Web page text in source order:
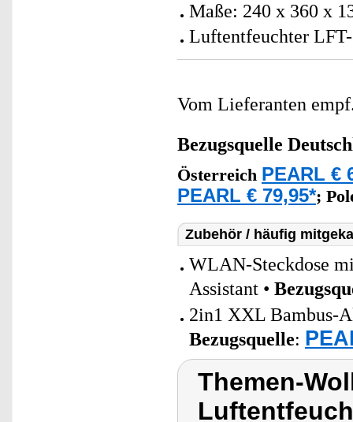
Maße: 240 x 360 x
Luftentfeuchter
Vom Lieferanten
Bezugsquelle
Österreich PEARL €
PEARL € 79,95*;
Zubehör / häufig
WLAN-Steckdose
Assistant •
2in1 XXL Bambus-
Bezugsquelle:
Themen-